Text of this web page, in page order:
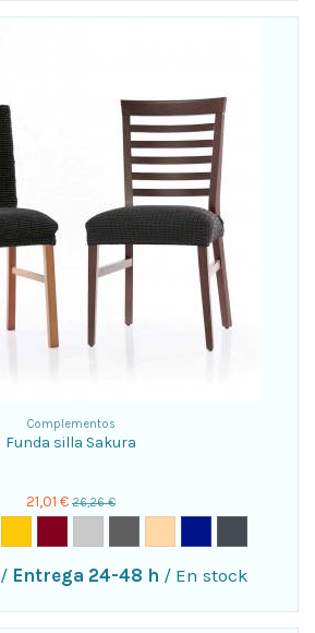
Complementos
Funda silla Sakura
21,01 € 26,26 €
/ Entrega 24-48 h / En stock